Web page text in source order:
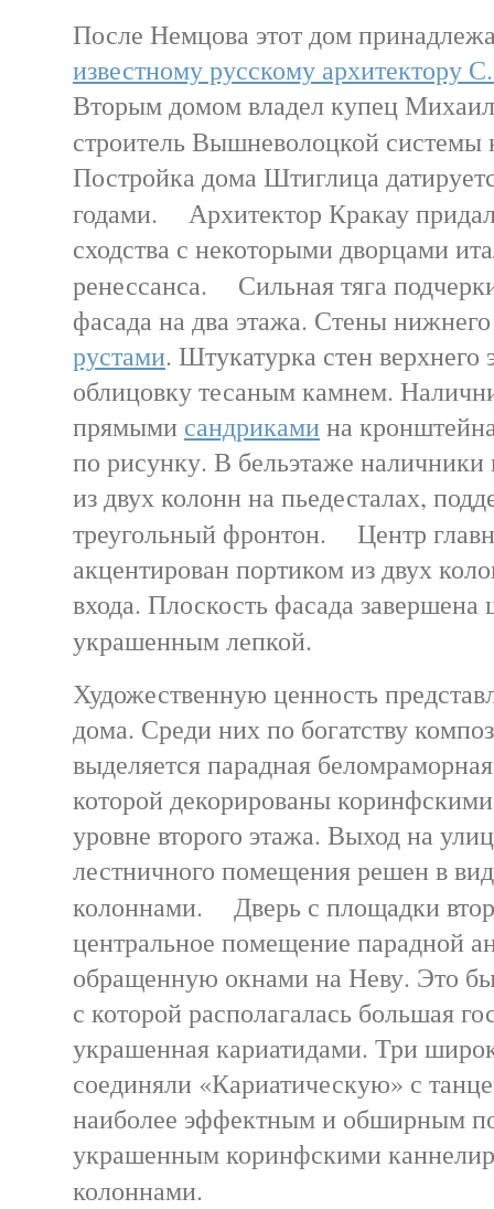
После Немцова этот дом
известному русскому архитектору
Вторым домом владел купец
строитель Вышневолоцкой
Постройка дома Штиглица
годами. Архитектор Кракау
сходства с некоторыми дворцами
ренессанса. Сильная тяга
фасада на два этажа. Стены
рустами. Штукатурка стен верхнего
облицовку тесаным камнем.
прямыми сандрикамина
по рисунку. В бельэтаже
из двух колонн на пьедесталах,
треугольный фронтон. Центр
акцентирован портиком из двух
входа. Плоскость фасада
украшенным лепкой.
Художественную ценность
дома. Среди них по богатству
выделяется парадная
которой декорированы
уровне второго этажа. Выход на
лестничного помещения решен в
колоннами. Дверь с площадки
центральное помещение парадной
обращенную окнами на Неву. Это
с которой располагалась большая
украшенная кариатидами. Три
соединяли «Кариатическую» с
наиболее эффектным и обширным
украшенным коринфскими
колоннами.